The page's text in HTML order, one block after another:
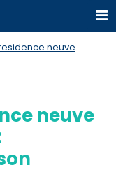
neuve
neuve